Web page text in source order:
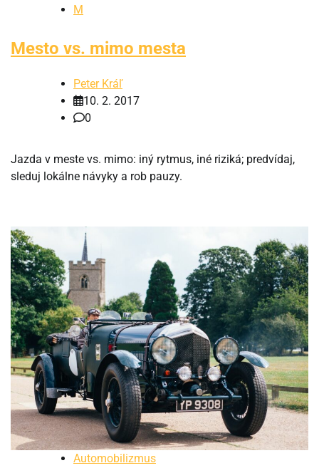
M
Mesto vs. mimo mesta
Peter Kráľ
10. 2. 2017
0
Jazda v meste vs. mimo: iný rytmus, iné riziká; predvídaj,
sleduj lokálne návyky a rob pauzy.
Automobilizmus